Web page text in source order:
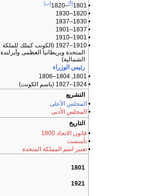
• 1801
[أ]–1820 [ب]
• 1820–1830
• 1830–1837
• 1837–1901
• 1901–1910
• 1910–1927 (الكونت كملك للملكة
المتحدة وبريطانيا العظمى وأيرلندة
الشمالية)
رئيس الوزراء
• 1801, 1804–1806
• 1924–1927 (باسم الكونت)
التشريع
• المجلس الأعلى
• المجلس الأدنى
التاريخ
• قانون الاتحاد 1800
•تأسست
•تغيير اسم المملكة المتحدة
1801
1921